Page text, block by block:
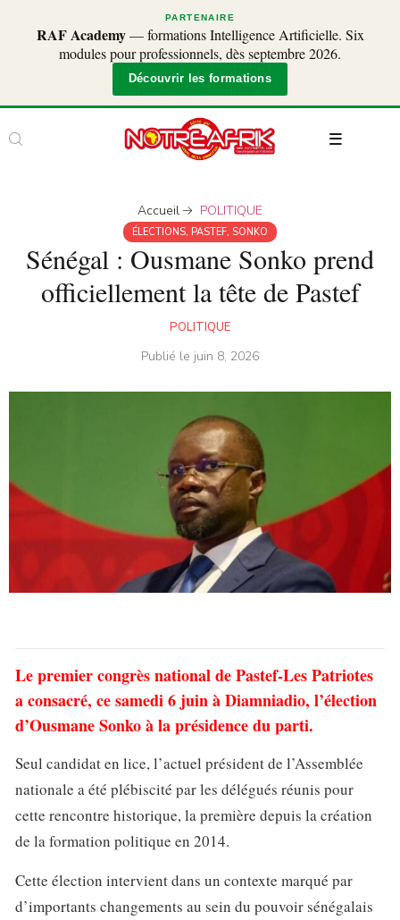
PARTENAIRE
RAF Academy— formations Intelligence Artificielle. Six
modules pour professionnels, dès septembre 2026.
Découvrir les formations
Accueil POLITIQUE
ÉLECTIONS, PASTEF, SONKO
Sénégal : Ousmane Sonko prend
officiellement la tête de Pastef
POLITIQUE
Publié le juin 8, 2026
Le premier congrès national de Pastef-Les Patriotes
a consacré, ce samedi 6 juin à Diamniadio, l’élection
d’Ousmane Sonko à la présidence du parti.
Seul candidat en lice, l’actuel président de l’Assemblée
nationale a été plébiscité par les délégués réunis pour
cette rencontre historique, la première depuis la création
de la formation politique en 2014.
Cette élection intervient dans un contexte marqué par
d’importants changements au sein du pouvoir sénégalais